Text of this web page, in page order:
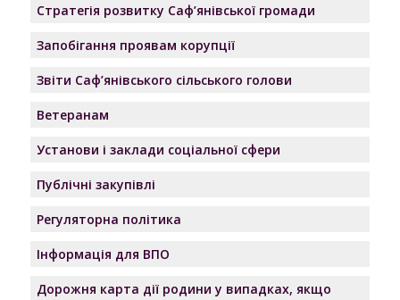
Стратегія розвитку Саф’янівської громади
Запобігання проявам корупції
Звіти Саф’янівського сільського голови
Ветеранам
Установи і заклади соціальної сфери
Публічні закупівлі
Регуляторна політика
Інформація для ВПО
Дорожня карта дії родини у випадках, якщо